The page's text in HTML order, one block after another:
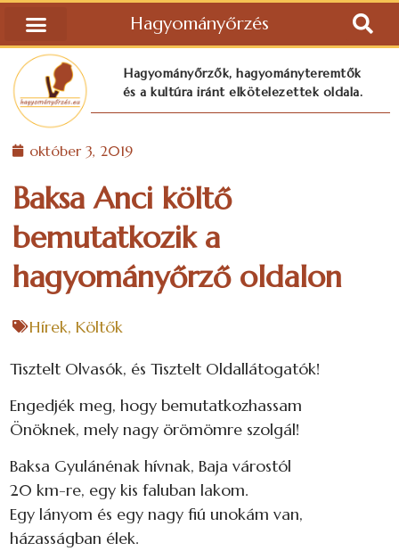
Hagyományőrzés
Hagyományőrzők, hagyományteremtők
és a kultúra iránt elkötelezettek oldala.
október 3, 2019
Baksa Anci költő
bemutatkozik a
hagyományőrző oldalon
Hírek,Költők
Tisztelt Olvasók, és Tisztelt Oldallátogatók!
Engedjék meg, hogy bemutatkozhassam
Önöknek, mely nagy örömömre szolgál!
Baksa Gyulánénak hívnak, Baja várostól
20 km-re, egy kis faluban lakom.
Egy lányom és egy nagy fiú unokám van,
házasságban élek.